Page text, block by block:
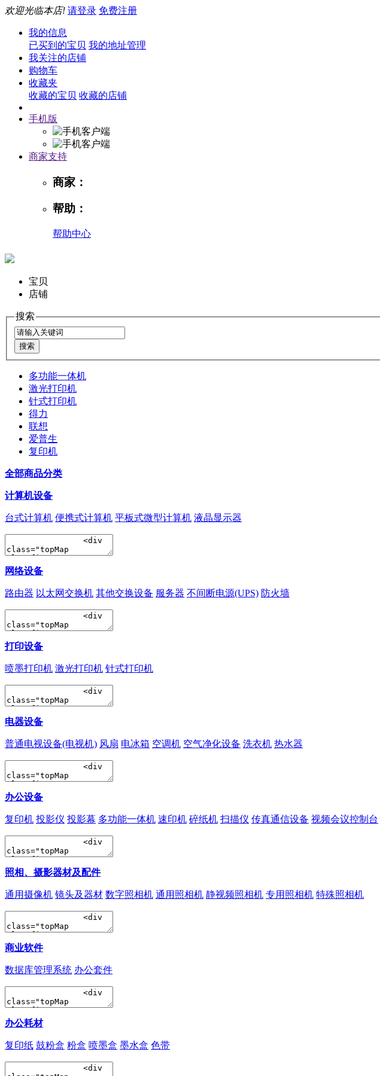
欢迎光临本店! 请登录 免费注册
我的信息
已买到的宝贝 我的地址管理
我关注的店铺
购物车
收藏夹
收藏的宝贝 收藏的店铺
手机版
商家支持
商家：
帮助：
帮助中心
宝贝
店铺
搜索
多功能一体机
激光打印机
针式打印机
得力
联想
爱普生
复印机
全部商品分类
计算机设备
台式计算机 便携式计算机 平板式微型计算机 液晶显示器
网络设备
路由器 以太网交换机 其他交换设备 服务器 不间断电源(UPS) 防火墙
打印设备
喷墨打印机 激光打印机 针式打印机
电器设备
普通电视设备(电视机) 风扇 电冰箱 空调机 空气净化设备 洗衣机 热水器
办公设备
复印机 投影仪 投影幕 多功能一体机 速印机 碎纸机 扫描仪 传真通信设备 视频会议控制台
照相、摄影器材及配件
通用摄像机 镜头及器材 数字照相机 通用照相机 静视频照相机 专用照相机 特殊照相机
商业软件
数据库管理系统 办公套件
办公耗材
复印纸 鼓粉盒 粉盒 喷墨盒 墨水盒 色带